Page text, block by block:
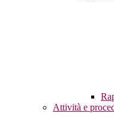
Attività e